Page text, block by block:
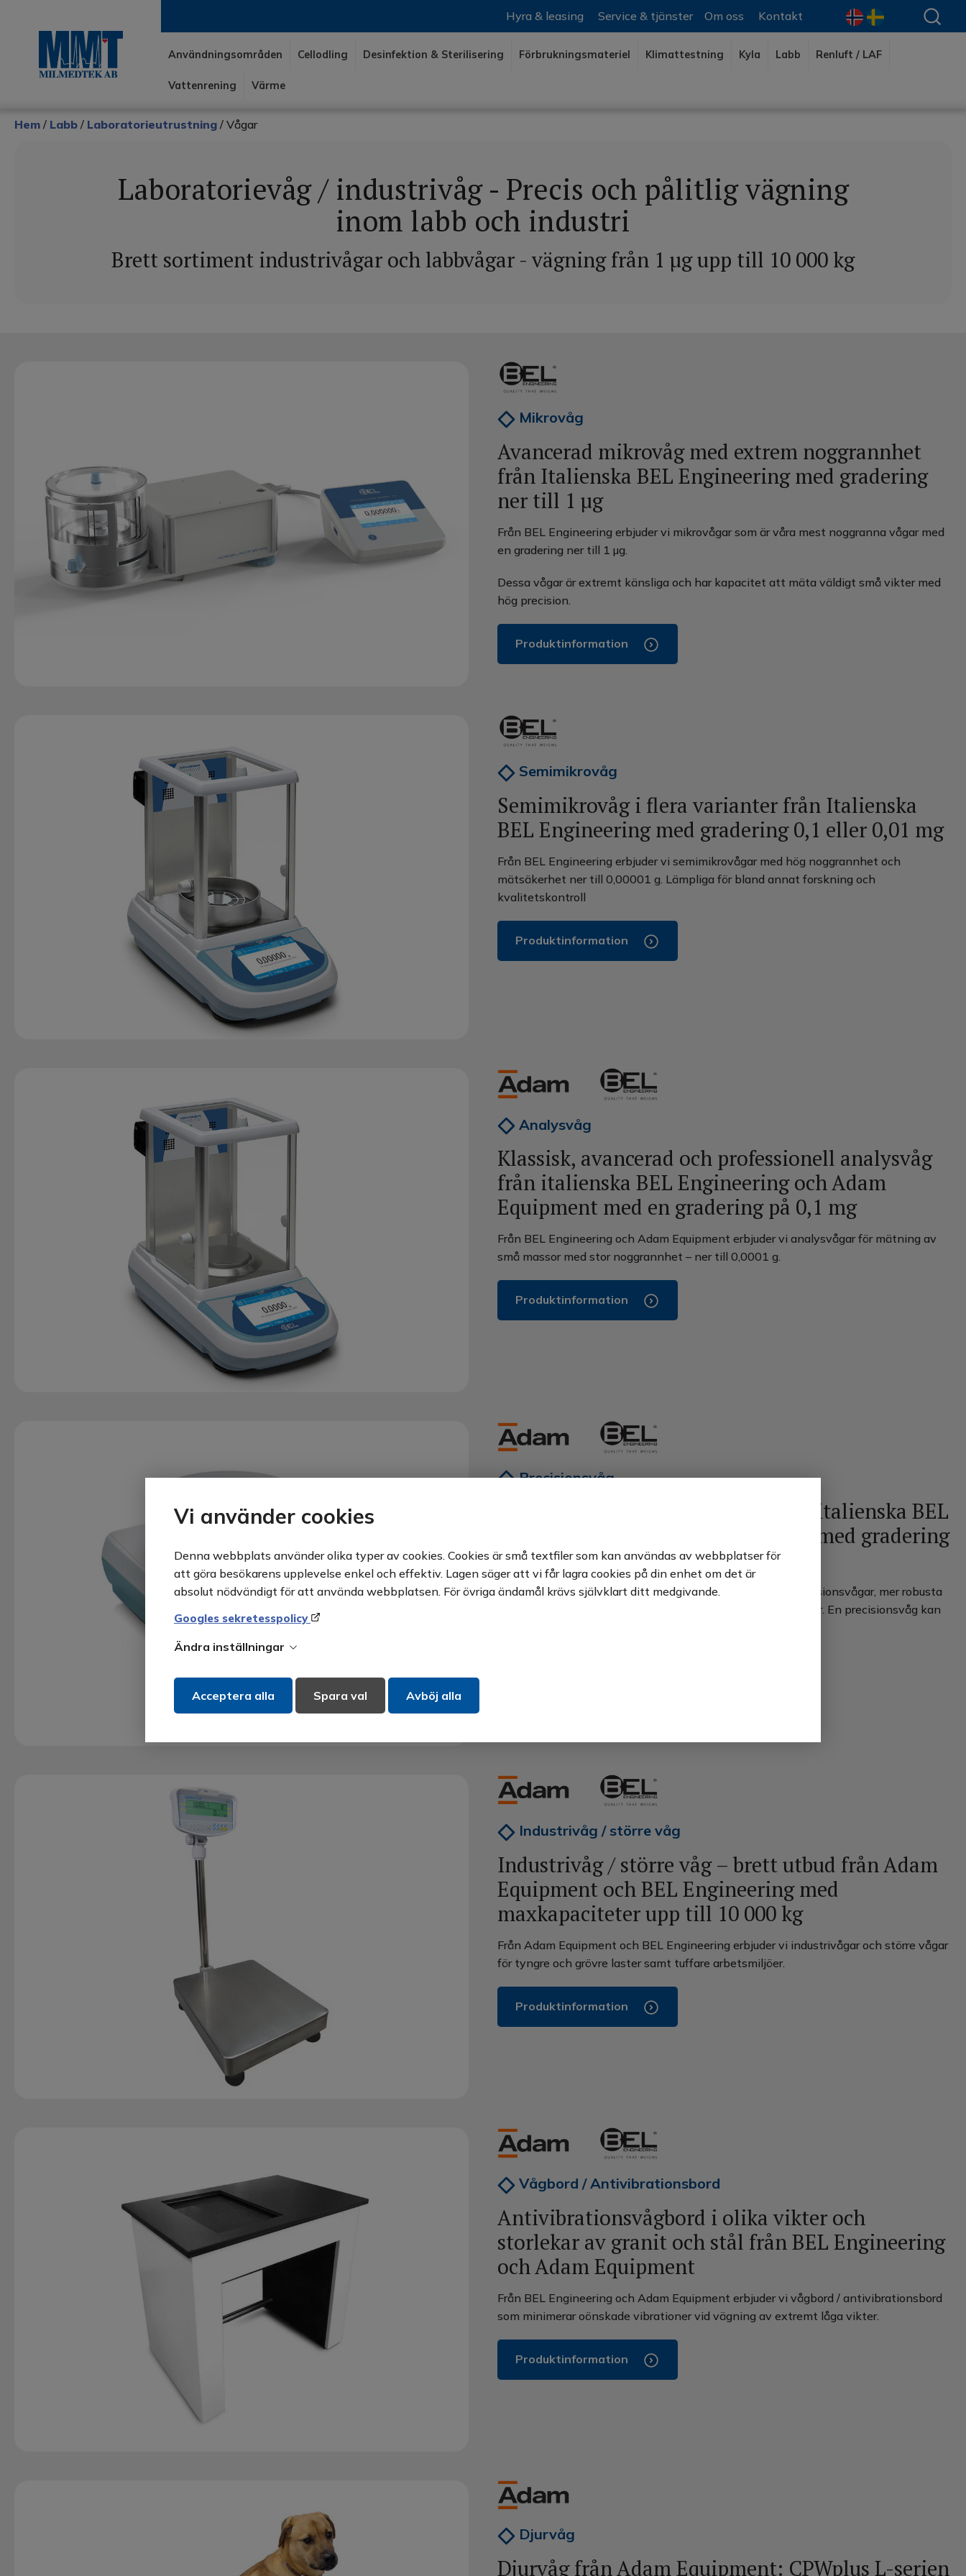
Vi använder cookies
Denna webbplats använder olika typer av cookies. Cookies är små textfiler som kan användas av webbplatser för
att göra besökarens upplevelse enkel och effektiv. Lagen säger att vi får lagra cookies på din enhet om det är
absolut nödvändigt för att använda webbplatsen. För övriga ändamål krävs självklart ditt medgivande.
Googles sekretesspolicy
Ändra inställningar
Acceptera alla Spara val Avböj alla
Hyra & leasing Service & tjänster Om oss Kontakt
Användningsområden Cellodling Desinfektion & Sterilisering Förbrukningsmateriel Klimattestning Kyla Labb Renluft / LAF
Vattenrening Värme
Hem / Labb / Laboratorieutrustning / Vågar
Laboratorievåg / industrivåg - Precis och pålitlig vägning
inom labb och industri
Brett sortiment industrivågar och labbvågar - vägning från 1 µg upp till 10 000 kg
Mikrovåg
Avancerad mikrovåg med extrem noggrannhet
från Italienska BEL Engineering med gradering
ner till 1 µg
Från BEL Engineering erbjuder vi mikrovågar som är våra mest noggranna vågar med
en gradering ner till 1 µg.
Dessa vågar är extremt känsliga och har kapacitet att mäta väldigt små vikter med
hög precision.
Produktinformation
Semimikrovåg
Semimikrovåg i flera varianter från Italienska
BEL Engineering med gradering 0,1 eller 0,01 mg
Från BEL Engineering erbjuder vi semimikrovågar med hög noggrannhet och
mätsäkerhet ner till 0,00001 g. Lämpliga för bland annat forskning och
kvalitetskontroll
Produktinformation
Analysvåg
Klassisk, avancerad och professionell analysvåg
från italienska BEL Engineering och Adam
Equipment med en gradering på 0,1 mg
Från BEL Engineering och Adam Equipment erbjuder vi analysvågar för mätning av
små massor med stor noggrannhet – ner till 0,0001 g.
Produktinformation
Precisionsvåg
Precisionsvåg i flera modeller från italienska BEL
Engineering och Adam Equipment med gradering
från 0,1 – 0,001 g
Från BEL Engineering och Adam Equipment erbjuder vi precisionsvågar, mer robusta
vågar som erbjuder lite högre maxkapaciteter än analysvågar. En precisionsvåg kan
Industrivåg / större våg
Industrivåg / större våg – brett utbud från Adam
Equipment och BEL Engineering med
maxkapaciteter upp till 10 000 kg
Från Adam Equipment och BEL Engineering erbjuder vi industrivågar och större vågar
för tyngre och grövre laster samt tuffare arbetsmiljöer.
Produktinformation
Vågbord / Antivibrationsbord
Antivibrationsvågbord i olika vikter och
storlekar av granit och stål från BEL Engineering
och Adam Equipment
Från BEL Engineering och Adam Equipment erbjuder vi vågbord / antivibrationsbord
som minimerar oönskade vibrationer vid vägning av extremt låga vikter.
Produktinformation
Djurvåg
Djurvåg från Adam Equipment: CPWplus L-serien